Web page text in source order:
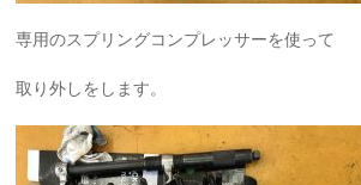
専用のスプリングコンプレッサーを使って
取り外しをします。